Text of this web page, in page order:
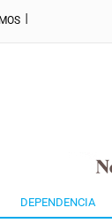
I
DEPENDENCIA